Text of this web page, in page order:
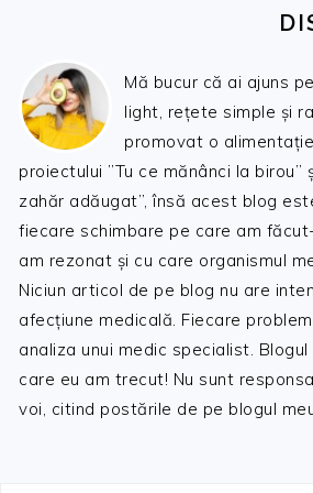
Mă bucur că ai ajuns
light, rețete simple și
promovat o
proiectului ”Tu ce mănânci la
zahăr adăugat”, însă acest blog
fiecare schimbare pe care am
am rezonat și cu care organismul
Niciun articol de pe blog nu are
afecțiune medicală. Fiecare
analiza unui medic specialist.
care eu am trecut! Nu sunt
voi, citind postările de pe blogul